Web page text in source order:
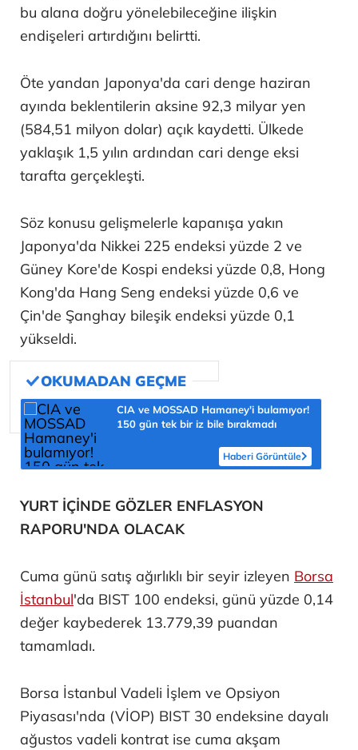
bu alana doğru yönelebileceğine ilişkin
endişeleri artırdığını belirtti.
Öte yandan Japonya'da cari denge haziran
ayında beklentilerin aksine 92,3 milyar yen
(584,51 milyon dolar) açık kaydetti. Ülkede
yaklaşık 1,5 yılın ardından cari denge eksi
tarafta gerçekleşti.
Söz konusu gelişmelerle kapanışa yakın
Japonya'da Nikkei 225 endeksi yüzde 2 ve
Güney Kore'de Kospi endeksi yüzde 0,8, Hong
Kong'da Hang Seng endeksi yüzde 0,6 ve
Çin'de Şanghay bileşik endeksi yüzde 0,1
yükseldi.
CIA ve MOSSAD Hamaney'i bulamıyor!
150 gün tek bir iz bile bırakmadı
Haberi Görüntüle
YURT İÇİNDE GÖZLER ENFLASYON
RAPORU'NDA OLACAK
Cuma günü satış ağırlıklı bir seyir izleyen Borsa
İstanbul'da BIST 100 endeksi, günü yüzde 0,14
değer kaybederek 13.779,39 puandan
tamamladı.
Borsa İstanbul Vadeli İşlem ve Opsiyon
Piyasası'nda (VİOP) BIST 30 endeksine dayalı
ağustos vadeli kontrat ise cuma akşam